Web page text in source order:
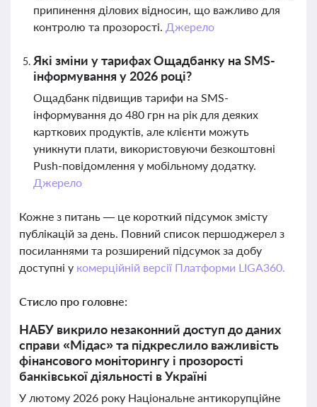
припинення ділових відносин, що важливо для
контролю та прозорості. Джерело
Які зміни у тарифах Ощадбанку на SMS-
інформування у 2026 році?
Ощадбанк підвищив тарифи на SMS-
інформування до 480 грн на рік для деяких
карткових продуктів, але клієнти можуть
уникнути плати, використовуючи безкоштовні
Push-повідомлення у мобільному додатку.
Джерело
Кожне з питань — це короткий підсумок змісту
публікацій за день. Повний список першоджерел з
посиланнями та розширений підсумок за добу
доступні у комерційній версії Платформи LIGA360.
Стисло про головне:
НАБУ викрило незаконний доступ до даних
справи «Мідас» та підкреслило важливість
фінансового моніторингу і прозорості
банківської діяльності в Україні
У лютому 2026 року Національне антикорупційне